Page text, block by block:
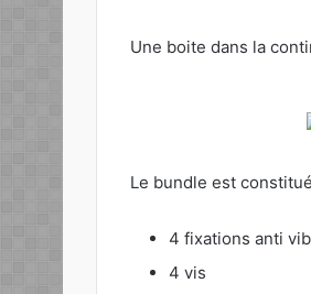
Une boite dans la
Le bundle est
4 fixations anti
4 vis